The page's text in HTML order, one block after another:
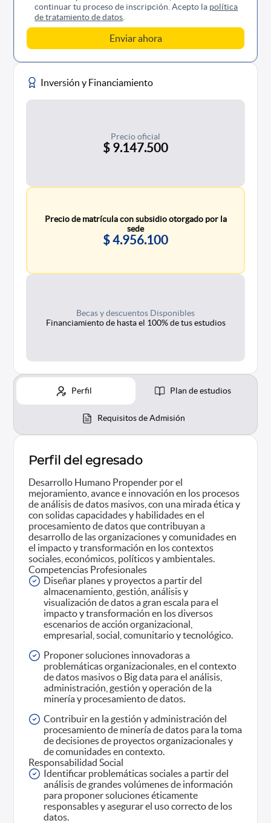
continuar tu proceso de inscripción. Acepto la política
de tratamiento de datos
Inversión y Financiamiento
Precio oficial
$ 9.147.500
Precio de matrícula con subsidio otorgado por la
sede
$ 4.956.100
Becas y descuentos Disponibles
Financiamiento de hasta el 100% de tus estudios
Perfil Plan de estudios
Requisitos de Admisión
Perfil del egresado
Desarrollo Humano Propender por el
mejoramiento, avance e innovación en los procesos
de análisis de datos masivos, con una mirada ética y
con solidas capacidades y habilidades en el
procesamiento de datos que contribuyan a
desarrollo de las organizaciones y comunidades en
el impacto y transformación en los contextos
sociales, económicos, políticos y ambientales.
Competencias Profesionales
Diseñar planes y proyectos a partir del
almacenamiento, gestión, análisis y
visualización de datos a gran escala para el
impacto y transformación en los diversos
escenarios de acción organizacional,
empresarial, social, comunitario y tecnológico.
Proponer soluciones innovadoras a
problemáticas organizacionales, en el contexto
de datos masivos o Big data para el análisis,
administración, gestión y operación de la
minería y procesamiento de datos.
Contribuir en la gestión y administración del
procesamiento de minería de datos para la toma
de decisiones de proyectos organizacionales y
de comunidades en contexto.
Responsabilidad Social
Identificar problemáticas sociales a partir del
análisis de grandes volúmenes de información
para proponer soluciones éticamente
responsables y asegurar el uso correcto de los
datos.